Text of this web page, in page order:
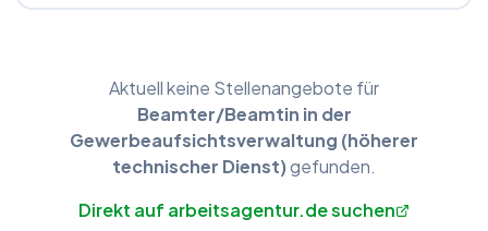
Aktuell keine Stellenangebote für
Beamter/Beamtin in der
Gewerbeaufsichtsverwaltung (höherer
technischer Dienst)gefunden.
Direkt auf arbeitsagentur.de suchen